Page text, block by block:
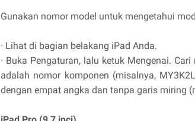
Gunakan nomor model untuk mengetahui
· Lihat di bagian belakang iPad Anda.
· Buka Pengaturan, lalu ketuk Mengenai.
adalah nomor komponen (misalnya,
dengan empat angka dan tanpa garis miring